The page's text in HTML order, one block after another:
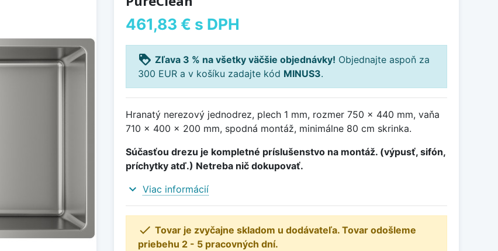
461,83 € s DPH
loyalty Zľava 3 % na všetky väčšie objednávky! Objednajte aspoň za
300 EUR a v košíku zadajte kód MINUS3.
Hranatý nerezový jednodrez, plech 1 mm, rozmer 750 x 440 mm, vaňa
710 x 400 x 200 mm, spodná montáž, minimálne 80 cm skrinka.
Súčasťou drezu je kompletné príslušenstvo na montáž. (výpusť, sifón,
príchytky atď.) Netreba nič dokupovať.
expand_more Viac informácií
 Tovar je zvyčajne skladom u dodávateľa. Tovar odošleme
priebehu 2 - 5 pracovných dní.